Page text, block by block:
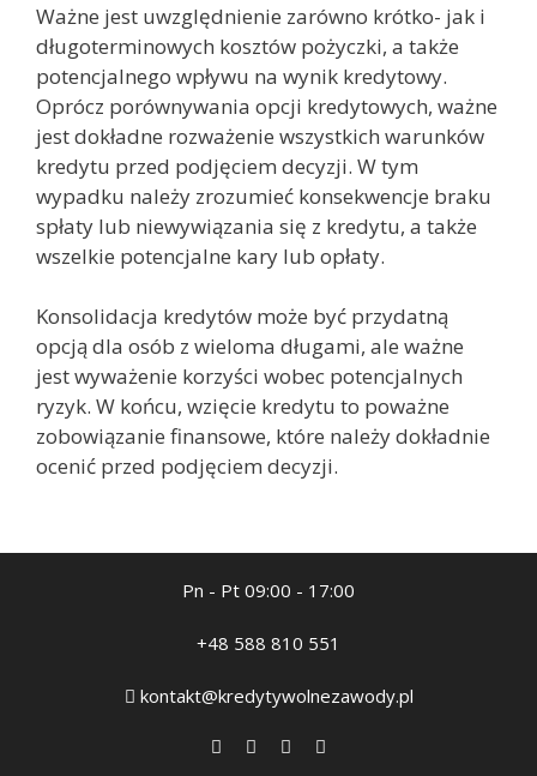
Ważne jest uwzględnienie zarówno krótko- jak i
długoterminowych kosztów pożyczki, a także
potencjalnego wpływu na wynik kredytowy.
Oprócz porównywania opcji kredytowych, ważne
jest dokładne rozważenie wszystkich warunków
kredytu przed podjęciem decyzji. W tym
wypadku należy zrozumieć konsekwencje braku
spłaty lub niewywiązania się z kredytu, a także
wszelkie potencjalne kary lub opłaty.
Konsolidacja kredytów może być przydatną
opcją dla osób z wieloma długami, ale ważne
jest wyważenie korzyści wobec potencjalnych
ryzyk. W końcu, wzięcie kredytu to poważne
zobowiązanie finansowe, które należy dokładnie
ocenić przed podjęciem decyzji.
Pn - Pt 09:00 - 17:00
+48 588 810 551
kontakt@kredytywolnezawody.pl